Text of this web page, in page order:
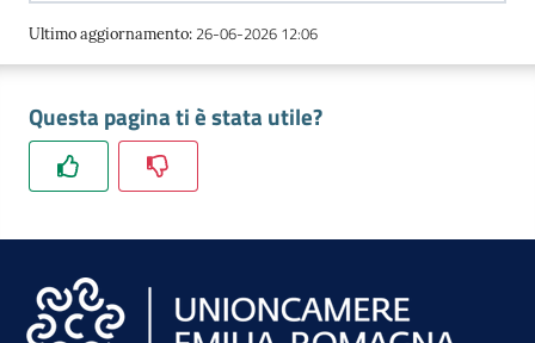
RSS
Seguici
Ultimo aggiornamento: 26-06-2026 12:06
Questa pagina ti è stata utile?